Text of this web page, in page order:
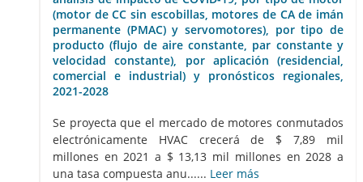
(motor de CC sin escobillas, motores de CA de imán
permanente (PMAC) y servomotores), por tipo de
producto (flujo de aire constante, par constante y
velocidad constante), por aplicación (residencial,
comercial e industrial) y pronósticos regionales,
2021-2028
Se proyecta que el mercado de motores conmutados
electrónicamente HVAC crecerá de $ 7,89 mil
millones en 2021 a $ 13,13 mil millones en 2028 a
una tasa compuesta anu...... Leer más